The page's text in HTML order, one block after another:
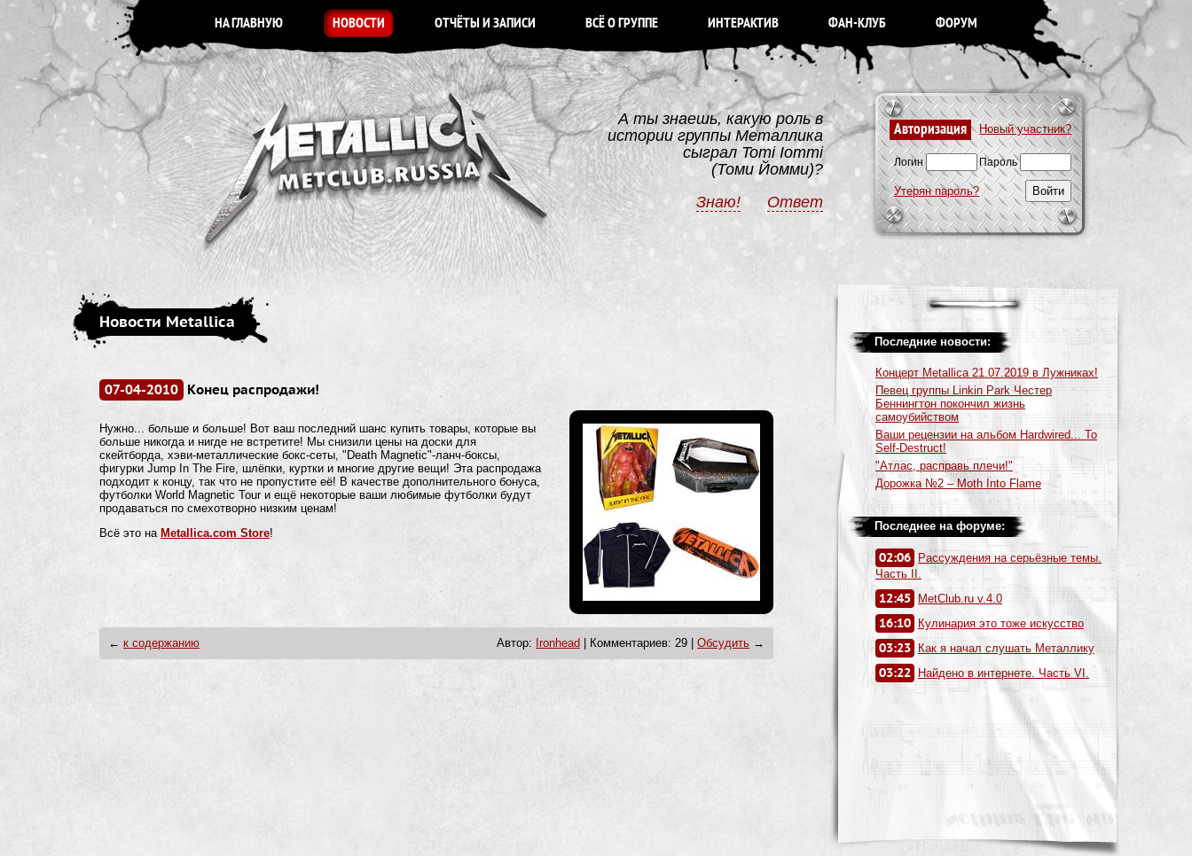
НА ГЛАВНУЮ НОВОСТИ ОТЧЁТЫ И ЗАПИСИ ВСЁ О ГРУППЕ ИНТЕРАКТИВ ФАН-КЛУБ ФОРУМ
Авторизация Новый участник?
Логин Пароль
Утерян пароль?
А ты знаешь, какую роль в
истории группы Металлика
сыграл Tomi Iommi
(Томи Йомми)?
Знаю!
Ответ
Новости Metallica
07-04-2010 Конец распродажи!
Нужно... больше и больше! Вот ваш последний шанс купить товары, которые вы
больше никогда и нигде не встретите! Мы снизили цены на доски для
скейтборда, хэви-металлические бокс-сеты, "Death Magnetic"-ланч-боксы,
фигурки Jump In The Fire, шлёпки, куртки и многие другие вещи! Эта распродажа
подходит к концу, так что не пропустите её! В качестве дополнительного бонуса,
футболки World Magnetic Tour и ещё некоторые ваши любимые футболки будут
продаваться по смехотворно низким ценам!
Всё это на Metallica.com Store!
← к содержанию Автор: Ironhead | Комментариев: 29 | Обсудить →
Последние новости:
Концерт Metallica 21.07.2019 в Лужниках!
Певец группы Linkin Park Честер
Беннингтон покончил жизнь
самоубийством
Ваши рецензии на альбом Hardwired... To
Self-Destruct!
"Атлас, расправь плечи!"
Дорожка №2 – Moth Into Flame
Последнее на форуме:
02:06
Рассуждения на серьёзные темы.
Часть II.
12:45 MetClub.ru v.4.0
16:10 Кулинария это тоже искусство
03:23 Как я начал слушать Металлику
03:22 Найдено в интернете. Часть VI.